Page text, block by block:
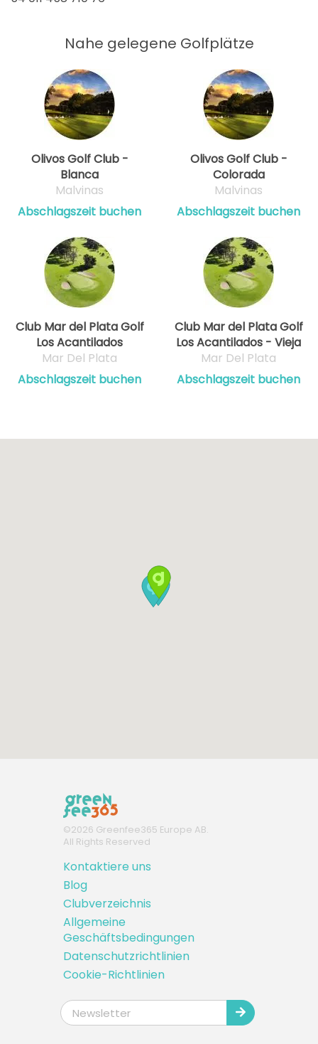
Nahe gelegene Golfplätze
Olivos Golf Club -
Blanca
Malvinas
Abschlagszeit buchen
Olivos Golf Club -
Colorada
Malvinas
Abschlagszeit buchen
Club Mar del Plata Golf
Los Acantilados
Mar Del Plata
Abschlagszeit buchen
Club Mar del Plata Golf
Los Acantilados - Vieja
Mar Del Plata
Abschlagszeit buchen
©2026 Greenfee365 Europe AB.
All Rights Reserved
Kontaktiere uns
Blog
Clubverzeichnis
Allgemeine
Geschäftsbedingungen
Datenschutzrichtlinien
Cookie-Richtlinien